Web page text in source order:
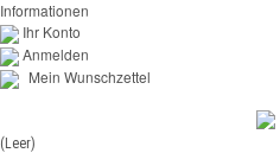
Informationen
Ihr Konto
Anmelden
Mein Wunschzettel
(Leer)